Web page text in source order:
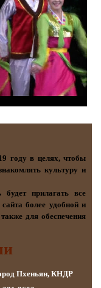
году в целях, чтобы
культуру и
будет прилагать все
более удобной и
для обеспечения
Пхеньян, КНДР